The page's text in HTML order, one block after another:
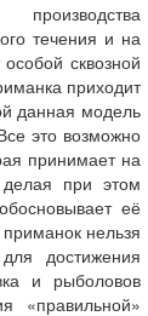
производства
течения и на
сквозной
приходит
данная модель
это возможно
принимает на
при этом
её
нельзя
достижения
и рыболовов
«правильной»